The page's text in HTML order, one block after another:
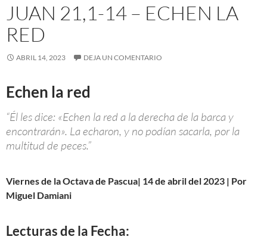
JUAN 21,1-14 – ECHEN LA
RED
ABRIL 14, 2023 DEJA UN COMENTARIO
Echen la red
“Él les dice: «Echen la red a la derecha de la barca y
encontrarán». La echaron, y no podían sacarla, por la
multitud de peces.”
Viernes de la Octava de Pascua| 14 de abril del 2023 | Por
Miguel Damiani
Lecturas de la Fecha: